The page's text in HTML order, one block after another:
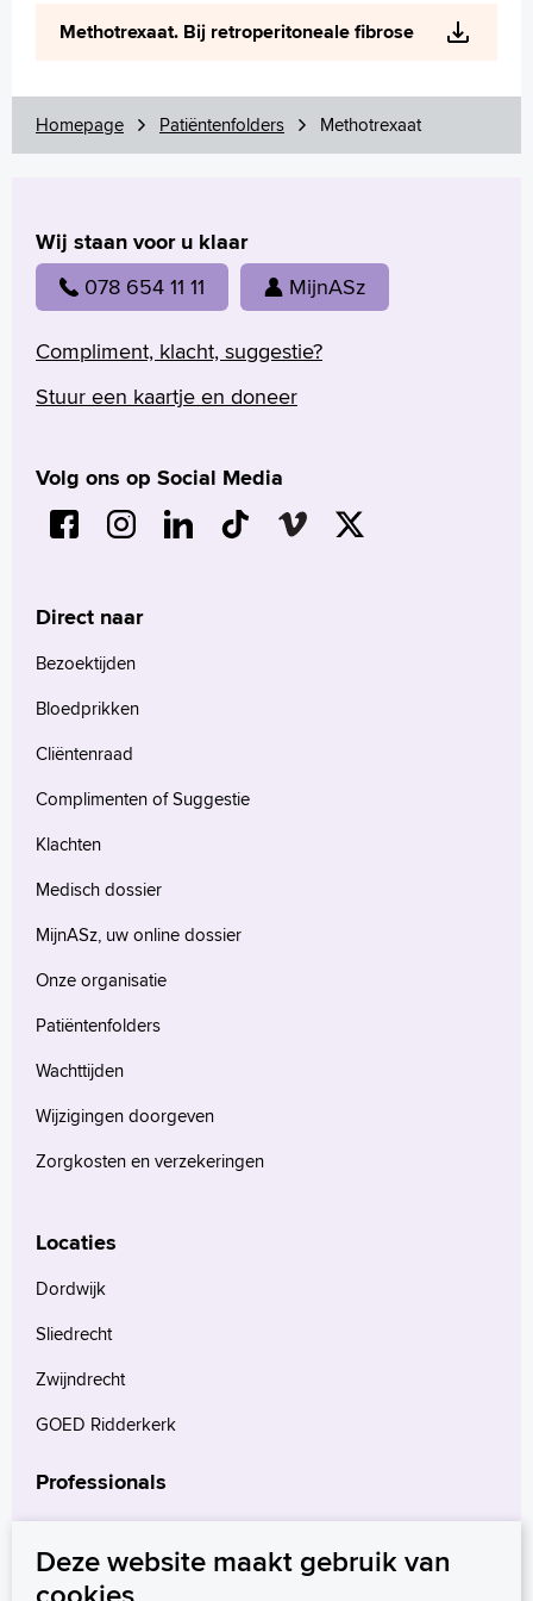
Language
Zoeken
Français
Polski
Türkçe
Arabisch
Methotrexaat. Bij retroperitoneale fibrose
Homepage Patiëntenfolders Methotrexaat
Wij staan voor u klaar
078 654 11 11 MijnASz
Compliment, klacht, suggestie?
Stuur een kaartje en doneer
Volg ons op Social Media
Direct naar
Bezoektijden
Bloedprikken
Cliëntenraad
Complimenten of Suggestie
Klachten
Medisch dossier
MijnASz, uw online dossier
Onze organisatie
Patiëntenfolders
Wachttijden
Wijzigingen doorgeven
Zorgkosten en verzekeringen
Locaties
Dordwijk
Sliedrecht
Zwijndrecht
GOED Ridderkerk
Professionals
Verwijzers
Wetenschappelijk onderzoek
Deze website maakt gebruik van